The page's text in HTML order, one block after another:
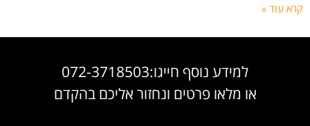
קרא עוד »
למידע נוסף חייגו:072-3718503
או מלאו פרטים ונחזור אליכם בהקדם